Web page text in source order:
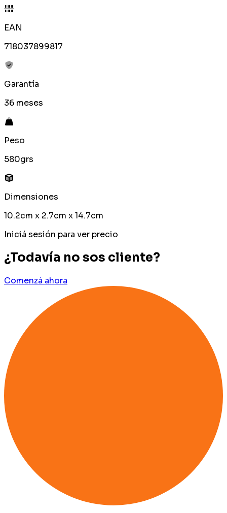
EAN
718037899817
Garantía
36 meses
Peso
580grs
Dimensiones
10.2cm x 2.7cm x 14.7cm
Iniciá sesión para ver precio
¿Todavía no sos cliente?
Comenzá ahora